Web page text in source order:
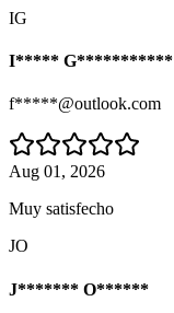
IG
I***** G***********
f*****@outlook.com
Aug 01, 2026
Muy satisfecho
JO
J******* O******